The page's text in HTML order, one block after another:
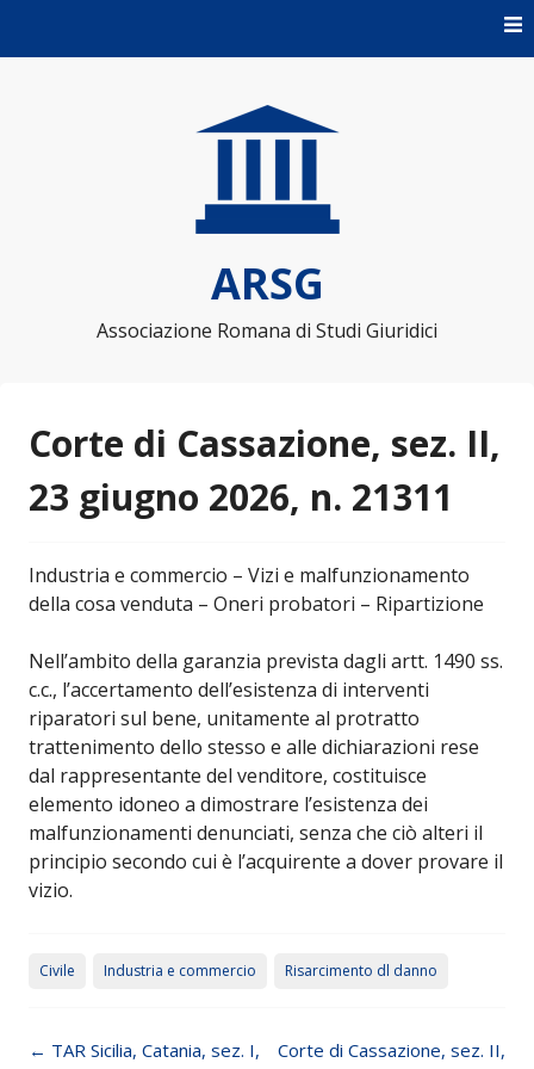
ARSG
Associazione Romana di Studi Giuridici
Corte di Cassazione, sez. II,
23 giugno 2026, n. 21311
Industria e commercio – Vizi e malfunzionamento
della cosa venduta – Oneri probatori – Ripartizione
Nell’ambito della garanzia prevista dagli artt. 1490 ss.
c.c., l’accertamento dell’esistenza di interventi
riparatori sul bene, unitamente al protratto
trattenimento dello stesso e alle dichiarazioni rese
dal rappresentante del venditore, costituisce
elemento idoneo a dimostrare l’esistenza dei
malfunzionamenti denunciati, senza che ciò alteri il
principio secondo cui è l’acquirente a dover provare il
vizio.
Civile Industria e commercio Risarcimento dl danno
Post navigation
← TAR Sicilia, Catania, sez. I,
Corte di Cassazione, sez. II,